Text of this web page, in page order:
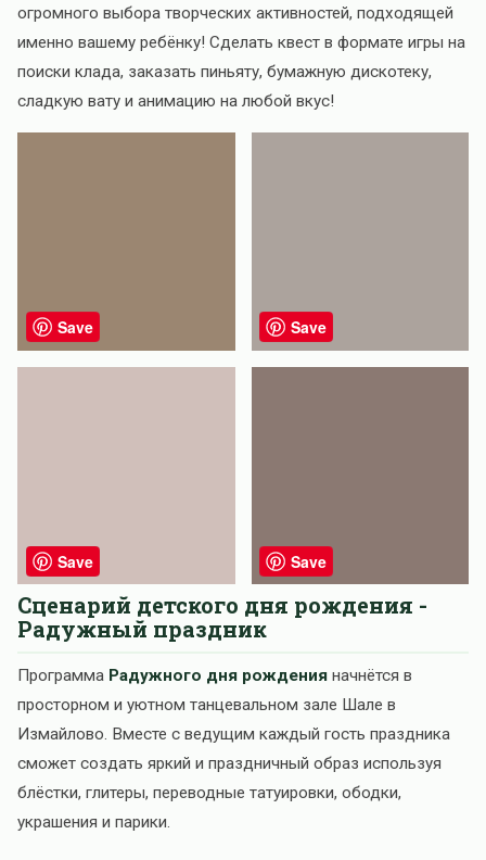
огромного выбора творческих активностей, подходящей
именно вашему ребёнку! Сделать квест в формате игры на
поиски клада, заказать пиньяту, бумажную дискотеку,
сладкую вату и анимацию на любой вкус!
Save Save
Save Save
Сценарий детского дня рождения -
Радужный праздник
Программа Радужного дня рождения начнётся в
просторном и уютном танцевальном зале Шале в
Измайлово. Вместе с ведущим каждый гость праздника
сможет создать яркий и праздничный образ используя
блёстки, глитеры, переводные татуировки, ободки,
украшения и парики.